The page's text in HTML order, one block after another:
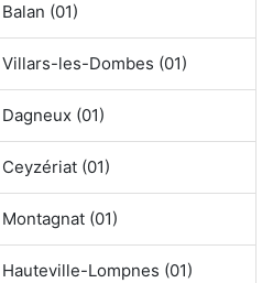
(01)
les-Dombes (01)
(01)
(01)
(01)
Lompnes (01)